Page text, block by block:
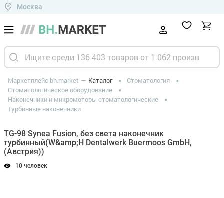
Москва
Маркетплейс bh.market Каталог
Стоматология
Стоматологическое оборудование
Наконечники и микромоторы стоматологические
Турбинные наконечники
TG-98 Synea Fusion, без света наконечник
турбинный(W&amp;H Dentalwerk Buermoos GmbH,
(Австрия))
10 человек